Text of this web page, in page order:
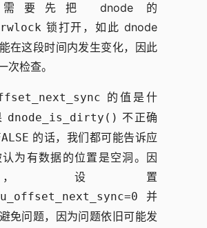
要先把 dnode 的
锁打开，如此 dnode
在这段时间内发生变化，因此
次检查。
的值是什
dnode_is_dirty() 不正确
的话，我们都可能告诉应
为有数据的位置是空洞。因
设置
并
免问题，因为问题依旧可能发